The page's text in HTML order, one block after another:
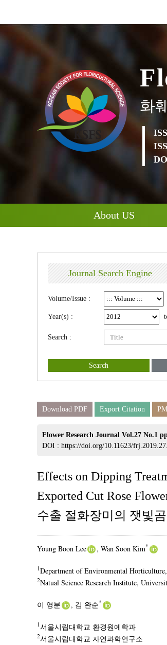
Fl
화
About US
Journal Search Engine
Volume/Issue :
Year(s) :
Search :
Search
Download PDF Export Citation
Flower Research Journal Vol.27 No.1
DOI : https://doi.org/10.11623/
Effects on Dipping
Exported Cut Rose
수출 절화장미의 잿빛
Young Boon Lee , Wan Soon Kim*
1Department of Environmental
2Natual Science Research Institute,
이 영분 , 김 완순*
1서울시립대학교 환경원예학과
2서울시립대학교 자연과학연구소